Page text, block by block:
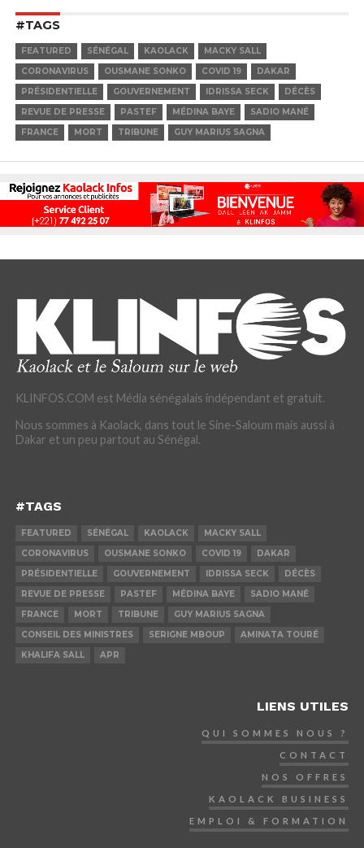
#TAGS
FEATURED SÉNÉGAL KAOLACK
MACKY SALL
CORONAVIRUS
OUSMANE SONKO COVID 19
DAKAR
PRÉSIDENTIELLE
GOUVERNEMENT IDRISSA SECK
DÉCÈS
REVUE DE PRESSE
PASTEF MÉDINA BAYE
SADIO MANÉ
FRANCE
MORT TRIBUNE GUY MARIUS SAGNA
KLINFOS.COM est Média sénégalais indépendant et gratuit.
Nous sommes à Kaolack, dans tout le Sine-Saloum mais aussi à
Dakar et un peu partout au Sénégal.
#TAGS
FEATURED SÉNÉGAL KAOLACK
MACKY SALL
CORONAVIRUS
OUSMANE SONKO COVID 19
DAKAR
PRÉSIDENTIELLE
GOUVERNEMENT IDRISSA SECK
DÉCÈS
REVUE DE PRESSE
PASTEF MÉDINA BAYE
SADIO MANÉ
FRANCE
MORT TRIBUNE
GUY MARIUS SAGNA
CONSEIL DES MINISTRES
SERIGNE MBOUP
AMINATA TOURÉ
KHALIFA SALL
APR
LIENS UTILES
QUI SOMMES NOUS ?
CONTACT
NOS OFFRES
KAOLACK BUSINESS
EMPLOI & FORMATION